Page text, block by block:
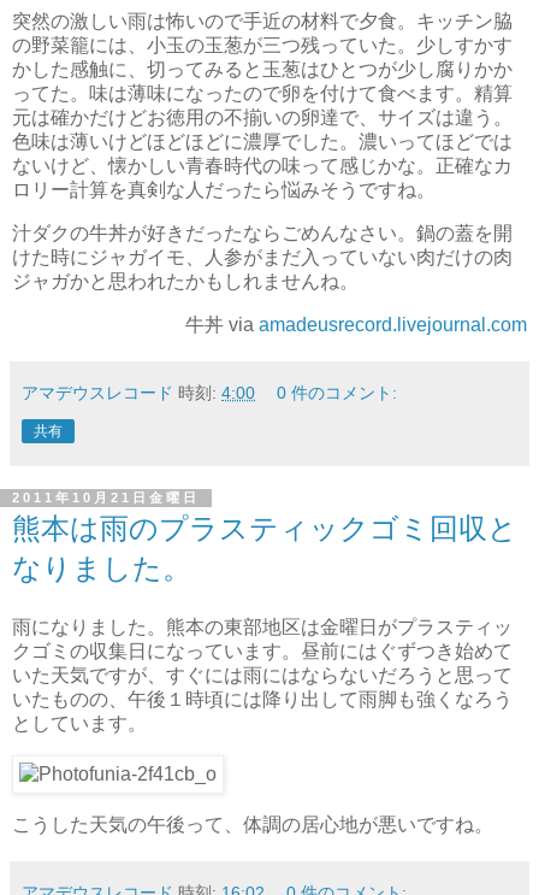
突然の激しい雨は怖いので手近の材料で夕食。キッチン脇
の野菜籠には、小玉の玉葱が三つ残っていた。少しすかす
かした感触に、切ってみると玉葱はひとつが少し腐りかか
ってた。味は薄味になったので卵を付けて食べます。精算
元は確かだけどお徳用の不揃いの卵達で、サイズは違う。
色味は薄いけどほどほどに濃厚でした。濃いってほどでは
ないけど、懐かしい青春時代の味って感じかな。正確なカ
ロリー計算を真剣な人だったら悩みそうですね。
汁ダクの牛丼が好きだったならごめんなさい。鍋の蓋を開
けた時にジャガイモ、人参がまだ入っていない肉だけの肉
ジャガかと思われたかもしれませんね。
牛丼 via amadeusrecord.livejournal.com
アマデウスレコード 時刻: 4:00 0 件のコメント:
共有
2011年10月21日金曜日
熊本は雨のプラスティックゴミ回収と
なりました。
雨になりました。熊本の東部地区は金曜日がプラスティッ
クゴミの収集日になっています。昼前にはぐずつき始めて
いた天気ですが、すぐには雨にはならないだろうと思って
いたものの、午後１時頃には降り出して雨脚も強くなろう
としています。
こうした天気の午後って、体調の居心地が悪いですね。